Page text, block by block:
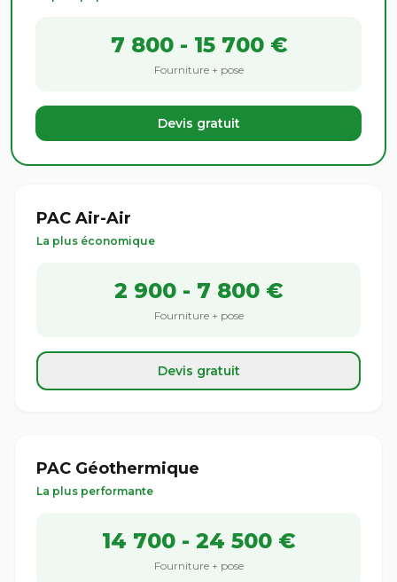
7 800 - 15 700 €
Fourniture + pose
Devis gratuit
PAC Air-Air
La plus économique
2 900 - 7 800 €
Fourniture + pose
Devis gratuit
PAC Géothermique
La plus performante
14 700 - 24 500 €
Fourniture + pose